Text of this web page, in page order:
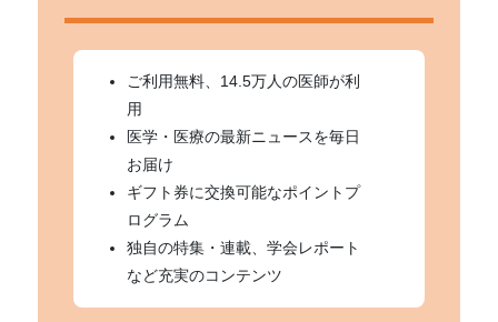
ご利用無料、14.5万人の医師が利
用
医学・医療の最新ニュースを毎日
お届け
ギフト券に交換可能なポイントプ
ログラム
独自の特集・連載、学会レポート
など充実のコンテンツ